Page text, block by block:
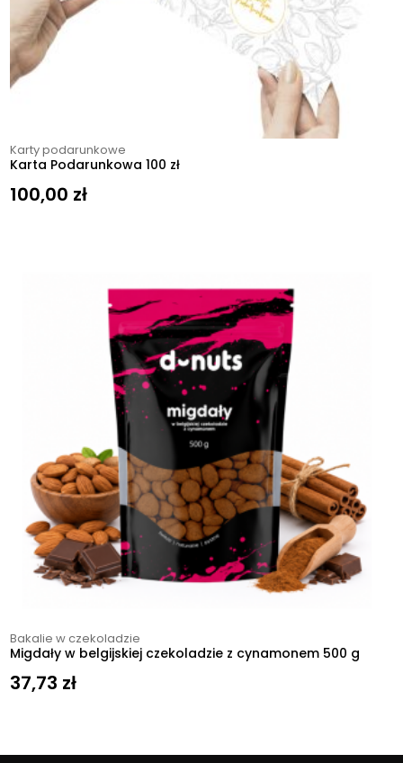
Karty podarunkowe
Karta Podarunkowa 100 zł
100,00 zł
Bakalie w czekoladzie
Migdały w belgijskiej czekoladzie z cynamonem 500 g
37,73 zł